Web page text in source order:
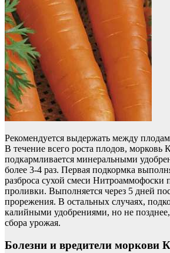
Рекомендуется выдержать между
В течение всего роста плодов, морковь
подкармливается минеральными
более 3-4 раз. Первая подкормка
разброса сухой смеси Нитроаммофоски
проливки. Выполняется через 5 дней
прорежения. В остальных случаях,
калийными удобрениями, но не
сбора урожая.
Болезни и вредители моркови